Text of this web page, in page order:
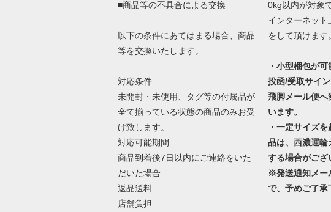
■商品等の不具合による交換
以下の条件にあてはまる場合、商品
等を交換いたします。
対応条件
未開封・未使用、タグ等の付属品が
全て揃っている状態の商品のみお受
け致します。
対応可能期間
商品到着後7日以内にご連絡をいた
だいた場合
返品送料
店舗負担
0kg以内が対象
インターネッ
をして頂けます。
・小型梱包が
投函/受取サイ
飛脚メール便へ
います。
・一定サイズ
品は、西濃運輸
する場合がござ
※発送通知メー
で、予めご了承